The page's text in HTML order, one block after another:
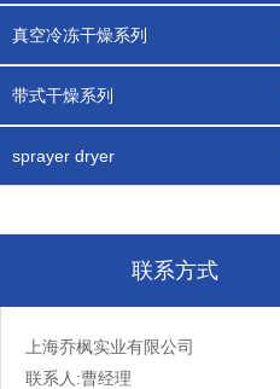
真空冷冻干燥系列
带式干燥系列
sprayer dryer
联系方式
上海乔枫实业有限公司
联系人:曹经理